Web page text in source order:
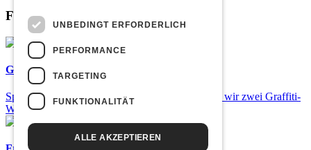
Fabrikgeflüster
Graffiti-Workshops
Spray dein eigenes Graffiti! Im September führen wir zwei Graffiti-
Workshops für Kinder und Jugendliche durch.
UNBEDINGT ERFORDERLICH
PERFORMANCE
TARGETING
FUNKTIONALITÄT
ALLE AKZEPTIEREN